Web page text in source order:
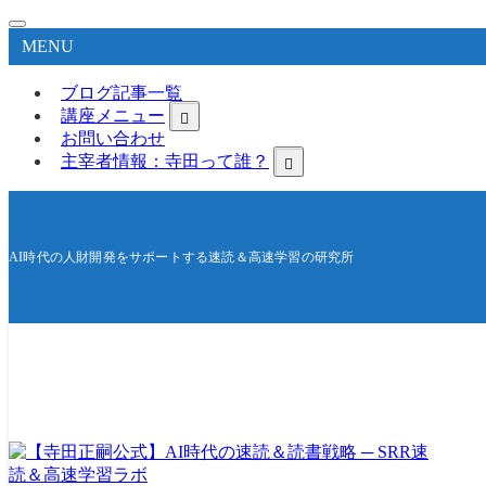
MENU
ブログ記事一覧
講座メニュー
お問い合わせ
主宰者情報：寺田って誰？
AI時代の人財開発をサポートする速読＆高速学習の研究所